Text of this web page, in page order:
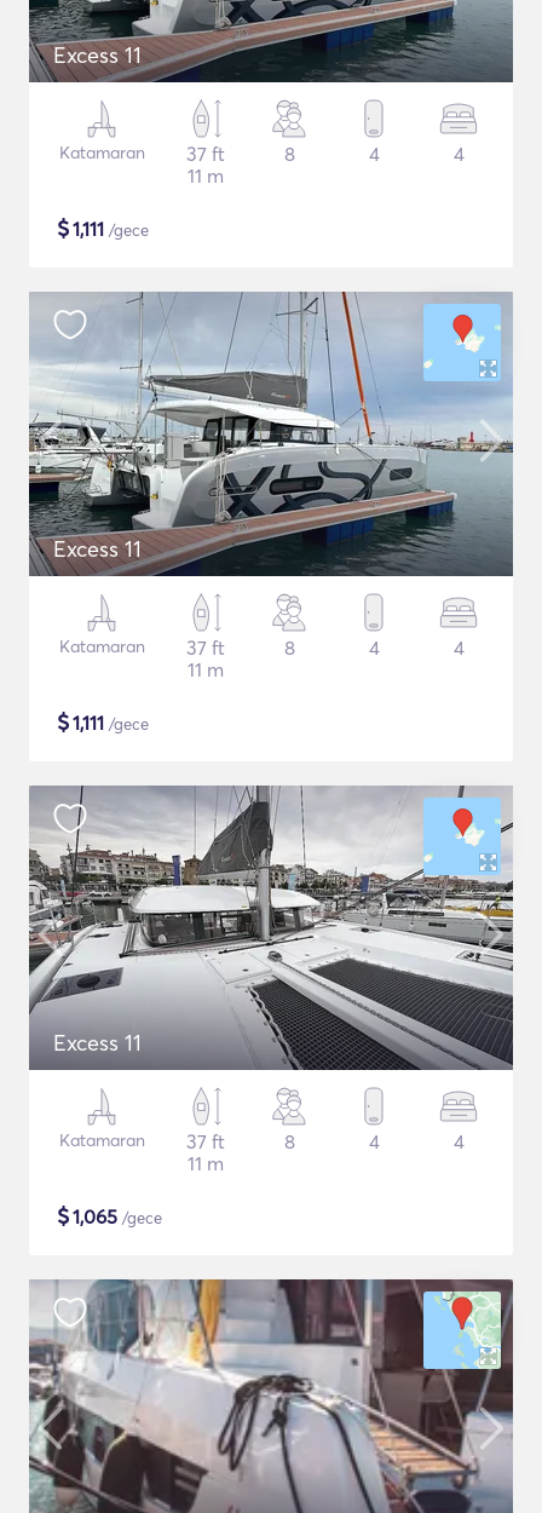
Excess 11
Katamaran
37 ft
11 m
8 4 4
$1,111 /gece
Excess 11
Katamaran
37 ft
11 m
8 4 4
$1,111 /gece
Excess 11
Katamaran
37 ft
11 m
8 4 4
$1,065 /gece